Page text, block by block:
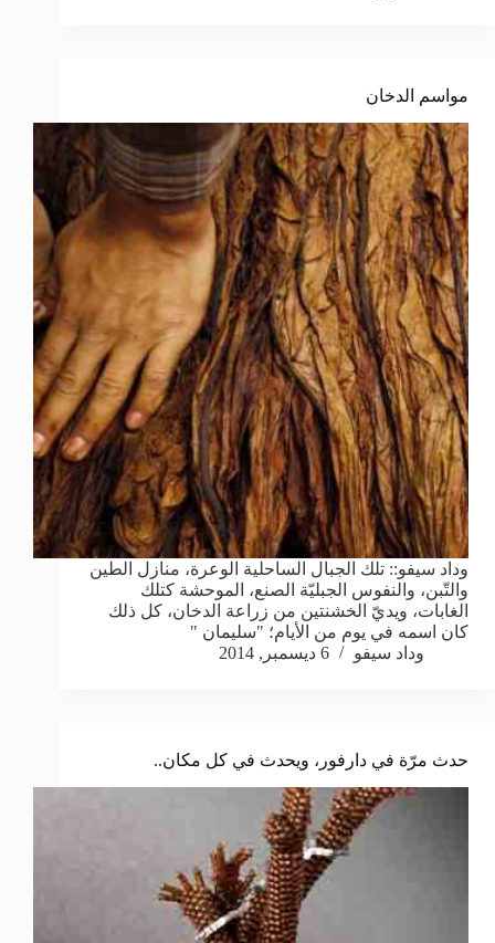
مواسم الدخان
وداد سيفو:: تلك الجبال الساحلية الوعرة، منازل الطين
والتّبن، والنفوس الجبليّة الصنع، الموحشة كتلك
الغابات، ويديّ الخشنتين من زراعة الدخان، كل ذلك
كان اسمه في يوم من الأيام؛ "سليمان "
وداد سيفو
6 ديسمبر, 2014
حدث مرّة في دارفور، ويحدث في كل مكان..